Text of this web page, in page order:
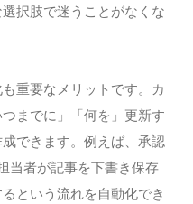
択肢で迷うことがなくな
重要なメリットです。カ
までに」「何を」更新す
できます。例えば、承認
当者が記事を下書き保存
という流れを自動化でき